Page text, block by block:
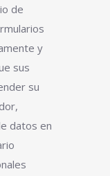
de
y
sus
su
datos en